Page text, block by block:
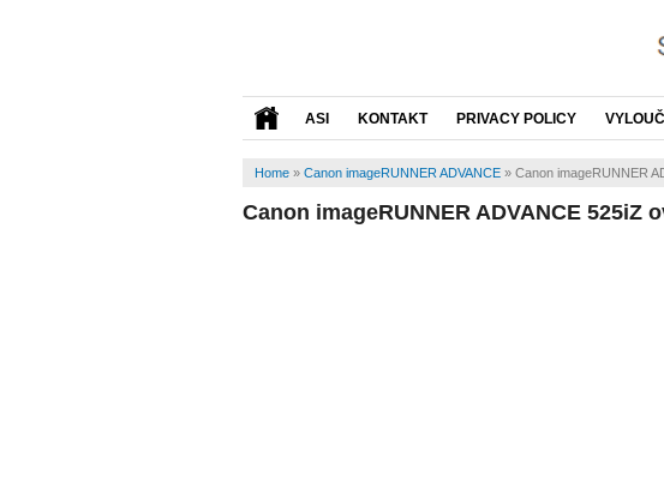
ASI KONTAKT PRIVACY POLICY
Home » Canon imageRUNNER ADVANCE » Canon imageRUNNER
Canon imageRUNNER ADVANCE 525iZ